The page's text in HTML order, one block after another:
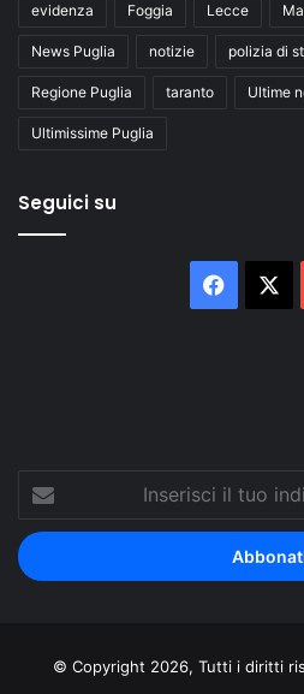
evidenza Foggia Lecce
News Puglia notizie polizia di
Regione Puglia taranto Ultime
Ultimissime Puglia
Seguici su
Inserisci
tuo
indirizzo
mail
© Copyright 2026, Tutti i diritti